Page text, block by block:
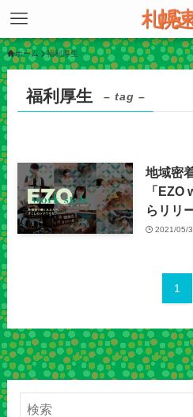
ホーム 福利厚生
福利厚生 – tag –
地域密
「
らリリ
2021/05/
1